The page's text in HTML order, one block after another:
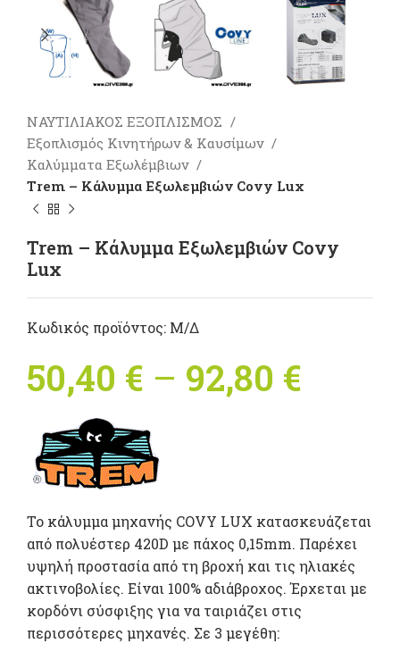
ΝΑΥΤΙΛΙΑΚΟΣ ΕΞΟΠΛΙΣΜΟΣ
Εξοπλισμός Κινητήρων & Καυσίμων
Καλύμματα Εξωλέμβιων
Trem – Κάλυμμα Εξωλεμβιών Covy Lux
Trem – Κάλυμμα Εξωλεμβιών Covy
Lux
Κωδικός προϊόντος: Μ/Δ
50,40 € – 92,80 €
92,80
Το κάλυμμα μηχανής COVY LUX κατασκευάζεται
από πολυέστερ 420D με πάχος 0,15mm. Παρέχει
υψηλή προστασία από τη βροχή και τις ηλιακές
ακτινοβολίες. Είναι 100% αδιάβροχος. Έρχεται με
κορδόνι σύσφιξης για να ταιριάζει στις
περισσότερες μηχανές. Σε 3 μεγέθη: